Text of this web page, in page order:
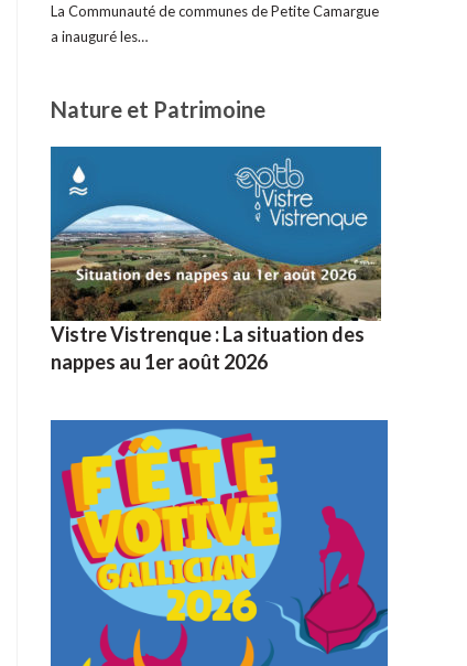
La Communauté de communes de Petite Camargue
a inauguré les…
Nature et Patrimoine
Vistre Vistrenque : La situation des
nappes au 1er août 2026